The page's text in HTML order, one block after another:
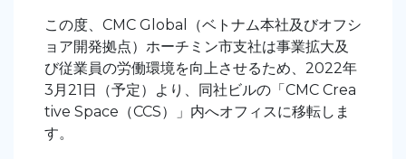
この度、CMC Global（ベトナム本社及びオフシ
ョア開発拠点）ホーチミン市支社は事業拡大及
び従業員の労働環境を向上させるため、2022年
3月21日（予定）より、同社ビルの「CMC Crea
tive Space（CCS）」 内へオフィスに移転しま
す。